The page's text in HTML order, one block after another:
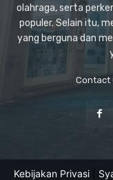
olahraga, serta
populer. Selain itu,
yang berguna dan
Contact
Kebijakan Privasi